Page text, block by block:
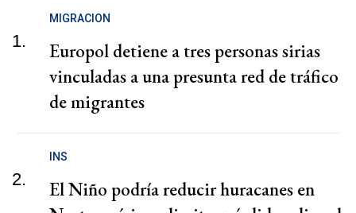
1.
MIGRACION
Europol detiene a tres personas sirias
vinculadas a una presunta red de tráfico
de migrantes
2.
INS
El Niño podría reducir huracanes en